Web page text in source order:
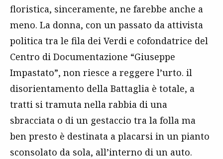
floristica, sinceramente, ne farebbe anche a
meno. La donna, con un passato da attivista
politica tra le fila dei Verdi e cofondatrice del
Centro di Documentazione “Giuseppe
Impastato”, non riesce a reggere l’urto. il
disorientamento della Battaglia è totale, a
tratti si tramuta nella rabbia di una
sbracciata o di un gestaccio tra la folla ma
ben presto è destinata a placarsi in un pianto
sconsolato da sola, all’interno di un auto.